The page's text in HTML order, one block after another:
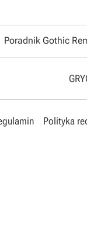
Poradnik Gothic
Polityka